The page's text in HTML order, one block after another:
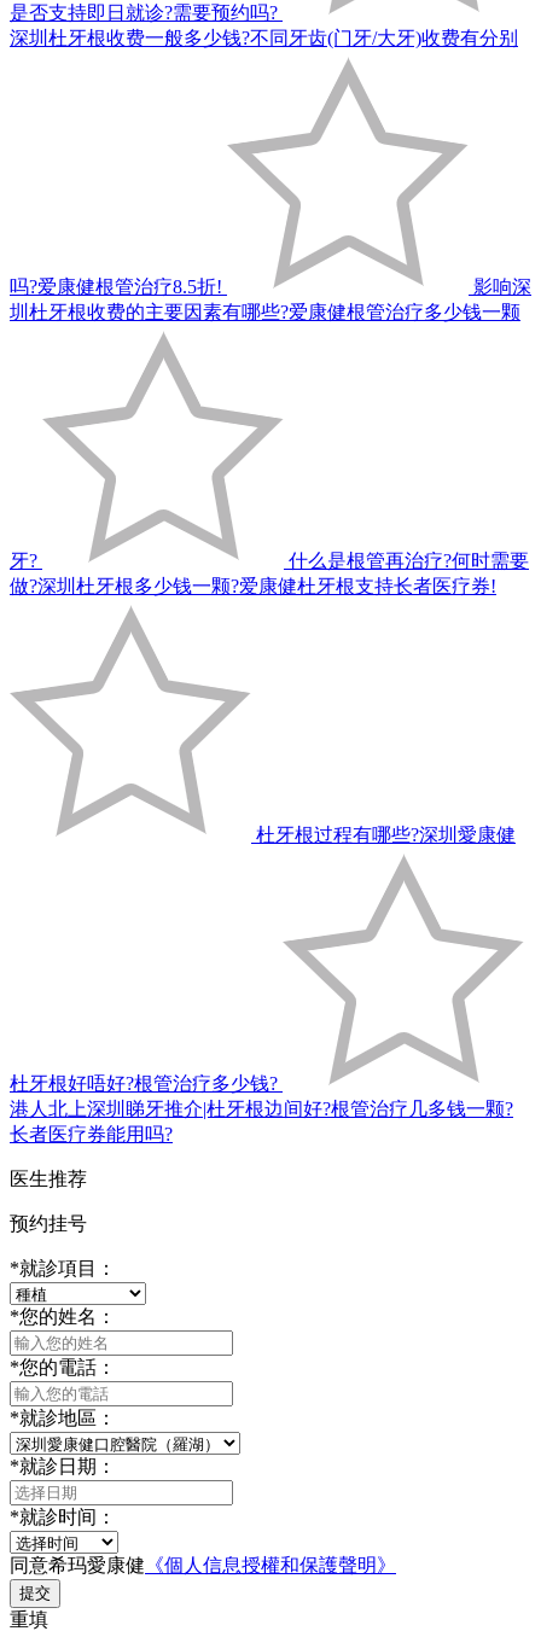
是否支持即日就诊?需要预约吗?
深圳杜牙根收费一般多少钱?不同牙齿(门牙/大牙)收费有分别
吗?爱康健根管治疗8.5折!
影响深
圳杜牙根收费的主要因素有哪些?爱康健根管治疗多少钱一颗
牙?
什么是根管再治疗?何时需要
做?深圳杜牙根多少钱一颗?爱康健杜牙根支持长者医疗券!
杜牙根过程有哪些?深圳愛康健
杜牙根好唔好?根管治疗多少钱?
港人北上深圳睇牙推介|杜牙根边间好?根管治疗几多钱一颗?
长者医疗券能用吗?
医生推荐
预约挂号
*就診項目：
*您的姓名：
*您的電話：
*就診地區：
*就診日期：
*就診时间：
同意希玛愛康健 《個人信息授權和保護聲明》
提交
重填